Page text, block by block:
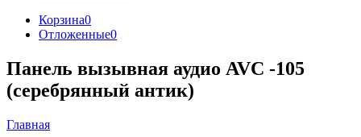
Корзина0
Отложенные0
Панель вызывная аудио AVC -105
(серебрянный антик)
Главная